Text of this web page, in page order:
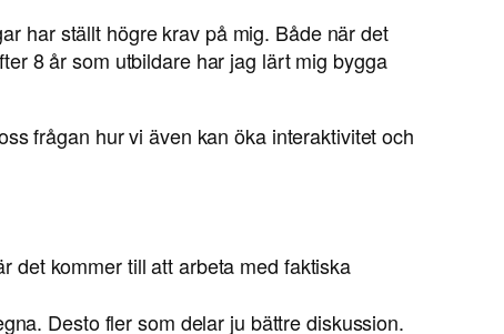
har ställt högre krav på mig. Både när det
8 år som utbildare har jag lärt mig bygga
frågan hur vi även kan öka interaktivitet och
det kommer till att arbeta med faktiska
Desto fler som delar ju bättre diskussion.